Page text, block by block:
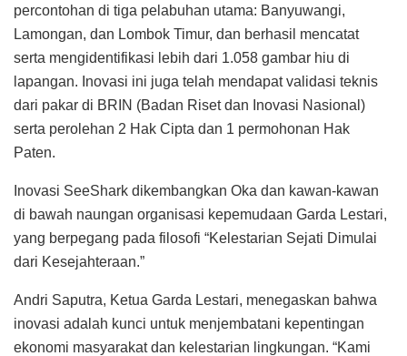
percontohan di tiga pelabuhan utama: Banyuwangi,
Lamongan, dan Lombok Timur, dan berhasil mencatat
serta mengidentifikasi lebih dari 1.058 gambar hiu di
lapangan. Inovasi ini juga telah mendapat validasi teknis
dari pakar di BRIN (Badan Riset dan Inovasi Nasional)
serta perolehan 2 Hak Cipta dan 1 permohonan Hak
Paten.
Inovasi SeeShark dikembangkan Oka dan kawan-kawan
di bawah naungan organisasi kepemudaan Garda Lestari,
yang berpegang pada filosofi “Kelestarian Sejati Dimulai
dari Kesejahteraan.”
Andri Saputra, Ketua Garda Lestari, menegaskan bahwa
inovasi adalah kunci untuk menjembatani kepentingan
ekonomi masyarakat dan kelestarian lingkungan. “Kami